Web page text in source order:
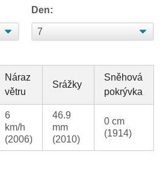
Den:
Náraz
větru
Srážky
Sněhová
pokrývka
6
km/h
(2006)
46.9
mm
(2010)
0 cm
(1914)